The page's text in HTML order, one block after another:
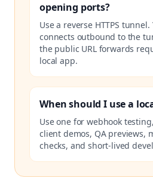
opening ports?
Use a reverse HTTPS
connects outbound to the
the public URL forwards
local app.
When should I use a
Use one for webhook
client demos, QA previews,
checks, and short-lived